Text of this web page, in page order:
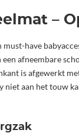
–
have
afneembare
is afgewerkt
aan het touw